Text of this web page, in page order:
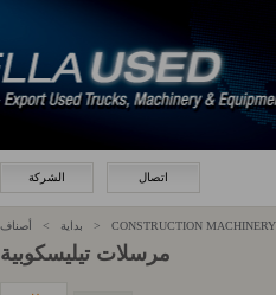
الشركة اتصال
بداية > أصناف > CONSTRUCTION
مرسلات تيليسكوبية